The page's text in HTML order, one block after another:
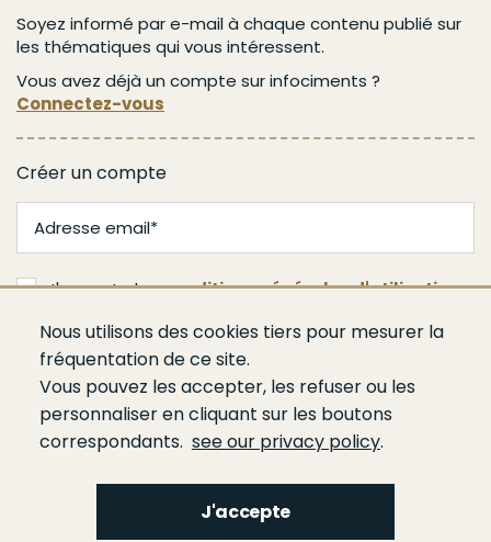
Nous utilisons des cookies tiers pour mesurer la
fréquentation de ce site.
Vous pouvez les accepter, les refuser ou les
personnaliser en cliquant sur les boutons
correspondants. see our privacy policy.
J'accepte
Soyez informé par e-mail à chaque contenu publié sur
les thématiques qui vous intéressent.
Vous avez déjà un compte sur infociments ?
Connectez-vous
Créer un compte
J'accepte lesconditions générales d'utilisation
Valider